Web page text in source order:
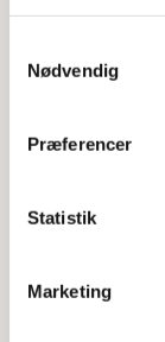
Nødvendig
Præferencer
Statistik
Marketing
Handelsbetingelser
Lagerreoler
Plastkasser